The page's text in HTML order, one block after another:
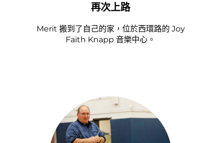
再次上路
Merit 搬到了自己的家，位於西環路的 Joy
Faith Knapp 音樂中心。